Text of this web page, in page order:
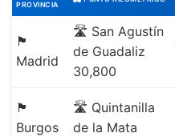
PROVINCIA
🏴
Madrid
🛣️ San Agustín
de Guadaliz
30,800
🏴
Burgos
🛣️ Quintanilla
de la Mata